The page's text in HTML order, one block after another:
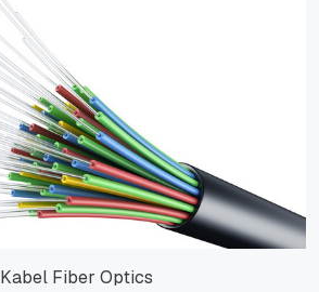
Kabel Fiber Optics